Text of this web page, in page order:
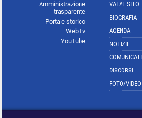
Amministrazione
trasparente
Portale storico
WebTv
YouTube
VAI AL SITO
BIOGRAFIA
AGENDA
NOTIZIE
COMUNICATI
DISCORSI
FOTO/VIDEO